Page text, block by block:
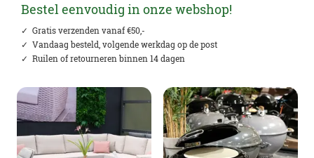
Bestel eenvoudig in onze webshop!
✓ Gratis verzenden vanaf €50,-
✓ Vandaag besteld, volgende werkdag op de post
✓ Ruilen of retourneren binnen 14 dagen